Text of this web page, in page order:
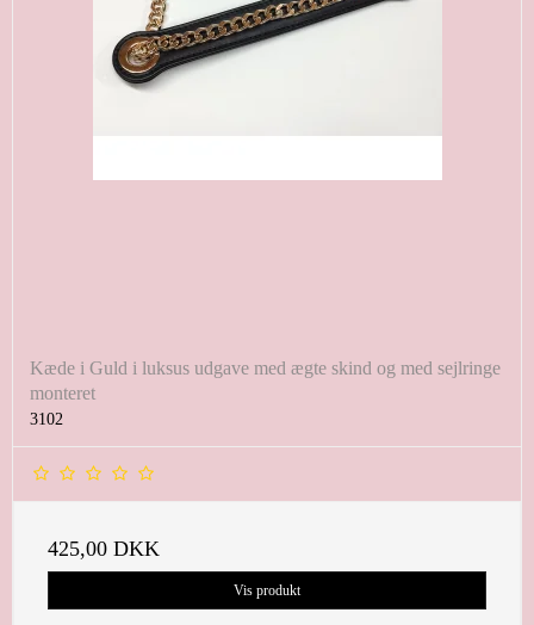
Kæde i Guld i luksus udgave med ægte skind og med sejlringe
monteret
3102
425,00 DKK
Vis produkt